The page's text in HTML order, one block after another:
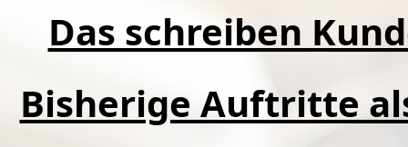
Das schreiben
Bisherige Auftritte